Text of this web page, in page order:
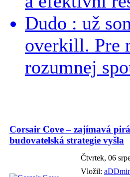
Dudo : už
overkill. Pre
rozumnej
Corsair Cove – zajímavá
budovatelská strategie vyšla
Čtvrtek, 06
Vložil: